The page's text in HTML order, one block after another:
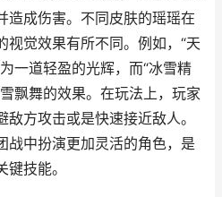
造成伤害。不同皮肤的瑶瑶在
视觉效果有所不同。例如，“天
一道轻盈的光辉，而“冰雪精
飘舞的效果。在玩法上，玩家
方攻击或是快速接近敌人。
战中扮演更加灵活的角色，是
技能。